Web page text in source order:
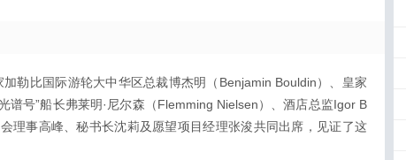
加勒比国际游轮大中华区总裁博杰明（Benjamin Bouldin）、皇家
谱号”船长弗莱明·尼尔森（Flemming Nielsen）、酒店总监Igor B
理事高峰、秘书长沈莉及愿望项目经理张浚共同出席，见证了这